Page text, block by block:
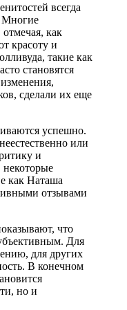
всегда
Многие
как
красоту и
такие как
становятся
сделали их еще
успешно.
или
и
как Наташа
отзывами
что
Для
для других
В конечном
но и